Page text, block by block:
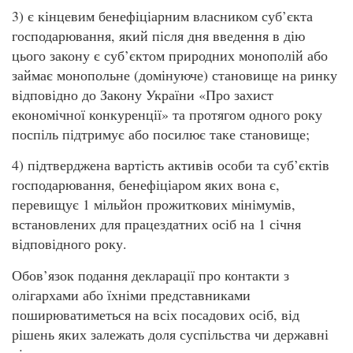
3) є кінцевим бенефіціарним власником суб’єкта
господарювання, який після дня введення в дію
цього закону є суб’єктом природних монополій або
займає монопольне (домінуюче) становище на ринку
відповідно до Закону України «Про захист
економічної конкуренції» та протягом одного року
поспіль підтримує або посилює таке становище;
4) підтверджена вартість активів особи та суб’єктів
господарювання, бенефіціаром яких вона є,
перевищує 1 мільйон прожиткових мінімумів,
встановлених для працездатних осіб на 1 січня
відповідного року.
Обов’язок подання декларації про контакти з
олігархами або їхніми представниками
поширюватиметься на всіх посадових осіб, від
рішень яких залежать доля суспільства чи державні